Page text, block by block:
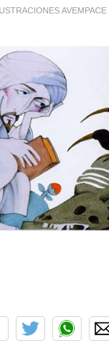
AVEMPACE